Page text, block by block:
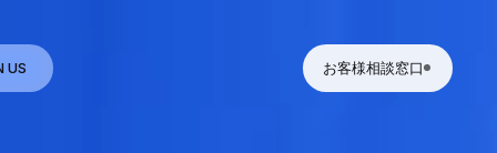
US お客様相談窓口